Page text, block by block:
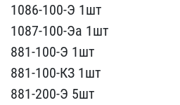
1086-1​00-Э 1шт
1087-100-Эа 1шт​
881-100-Э 1шт
881-100-К​З 1шт
881-200-Э 5шт